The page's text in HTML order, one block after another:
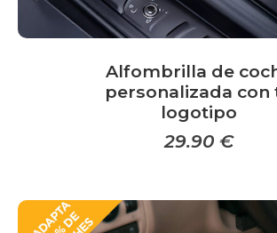
Alfombrilla de
personalizada con
logotipo
29.90 €
producto
tiene